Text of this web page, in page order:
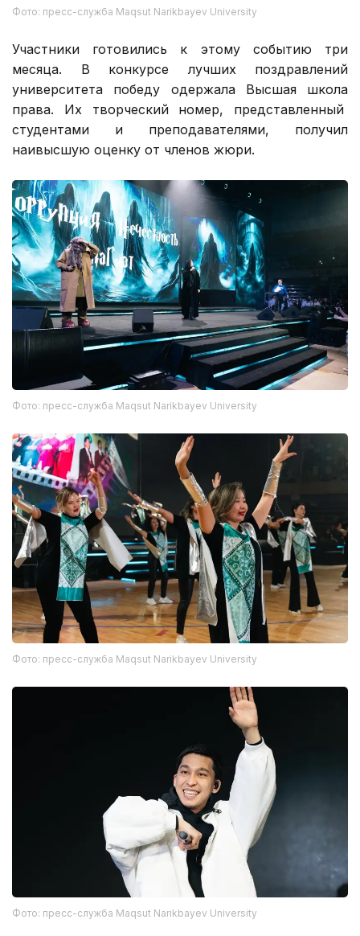
Фото: пресс-служба Maqsut Narikbayev University
Участники готовились к этому событию три
месяца. В конкурсе лучших поздравлений
университета победу одержала Высшая школа
права. Их творческий номер, представленный
студентами и преподавателями, получил
наивысшую оценку от членов жюри.
Фото: пресс-служба Maqsut Narikbayev University
Фото: пресс-служба Maqsut Narikbayev University
Фото: пресс-служба Maqsut Narikbayev University